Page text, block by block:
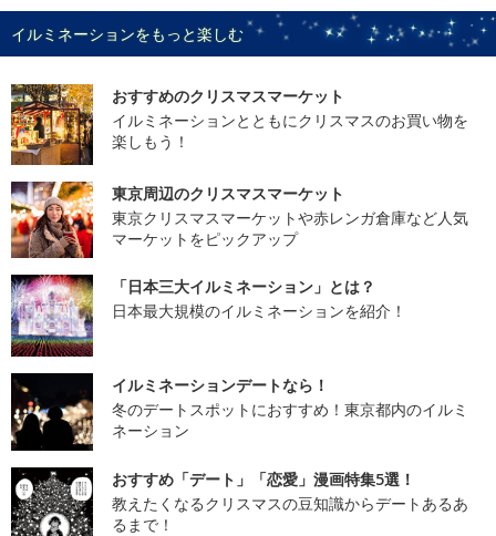
イルミネーションをもっと楽しむ
おすすめのクリスマスマーケット
イルミネーションとともにクリスマスのお買い物を
楽しもう！
東京周辺のクリスマスマーケット
東京クリスマスマーケットや赤レンガ倉庫など人気
マーケットをピックアップ
「日本三大イルミネーション」とは？
日本最大規模のイルミネーションを紹介！
イルミネーションデートなら！
冬のデートスポットにおすすめ！東京都内のイルミ
ネーション
おすすめ「デート」「恋愛」漫画特集5選！
教えたくなるクリスマスの豆知識からデートあるあ
るまで！